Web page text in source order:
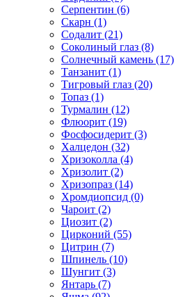
Серпентин (6)
Скарн (1)
Содалит (21)
Соколиный глаз (8)
Солнечный камень (17)
Танзанит (1)
Тигровый глаз (20)
Топаз (1)
Турмалин (12)
Флюорит (19)
Фосфосидерит (3)
Халцедон (32)
Хризоколла (4)
Хризолит (2)
Хризопраз (14)
Хромдиопсид (0)
Чароит (2)
Циозит (2)
Цирконий (55)
Цитрин (7)
Шпинель (10)
Шунгит (3)
Янтарь (7)